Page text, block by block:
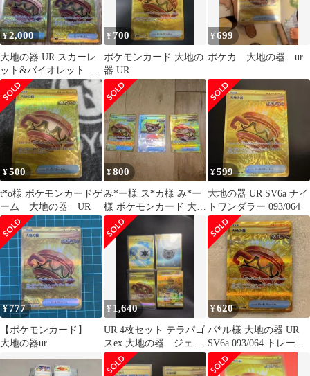
¥2,000
大地の器 UR スカーレ
ット&バイオレット 拡
張パック ナイトワンダ
ラー キラ…
¥ 700
ポケモンカード 大地の
器 UR
¥699
ポケカ 大地の器 ur
¥500
t*o様 ポケモンカードゲ
ーム 大地の器 UR
¥800
み*ー様 ス*カ様 み*ー
様 ポケモンカード 大地
の器 3枚セット
¥599
大地の器 UR SV6a ナイ
トワンダラー 093/064
¥777
【ポケモンカード】
大地の器ur
¥ 1,640
UR 4枚セット テラパゴ
スex 大地の器 ジェッ
トエネルギー 基本鋼
エネルギー
¥620
パ*ル様 大地の器 UR
SV6a 093/064 トレーナ
ーズ グッズ ポケカ